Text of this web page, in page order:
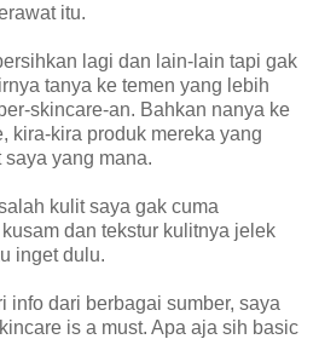
itu.
lagi dan lain-lain tapi gak
tanya ke temen yang lebih
skincare-an. Bahkan nanya ke
kira-kira produk mereka yang
yang mana.
kulit saya gak cuma
dan tekstur kulitnya jelek
inget dulu.
info dari berbagai sumber, saya
is a must. Apa aja sih basic